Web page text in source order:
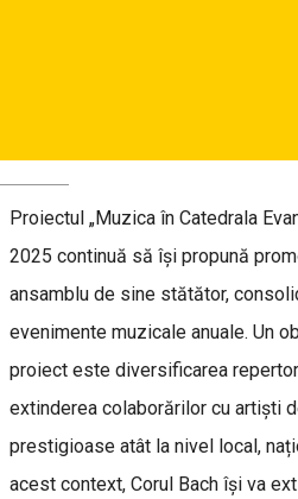
Proiectul „Muzica în Catedrala
2025 continuă să își propună
ansamblu de sine stătător,
evenimente muzicale anuale. Un
proiect este diversificarea
extinderea colaborărilor cu artiști
prestigioase atât la nivel local,
acest context, Corul Bach își va